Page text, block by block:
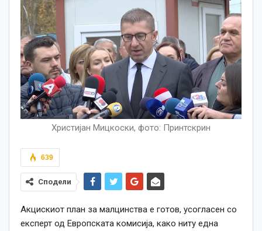
Христијан Мицкоски, фото: Принтскрин
639
Сподели
Акцискиот план за малцинства е готов, усогласен со
експерт од Европската комисија, како ниту една